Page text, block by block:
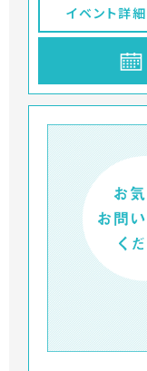
イベント詳細